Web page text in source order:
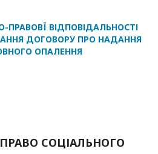
ПРАВОВЇ ВІДПОВІДАЛЬНОСТІ
ДОГОВОРУ ПРО НАДАННЯ
ОПАЛЕННЯ
СОЦІАЛЬНОГО